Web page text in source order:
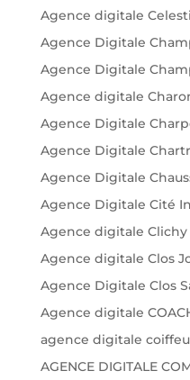
Agence digitale
Agence Digitale
Agence Digitale
Agence digitale
Agence Digitale
Agence Digitale
Agence Digitale
Agence Digitale Cité
Agence digitale Clichy
Agence digitale Clos
Agence Digitale Clos
Agence digitale
agence digitale
AGENCE DIGITALE